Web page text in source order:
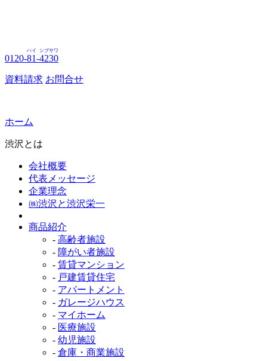
0120-81
ハイ
-4230
シブサワ
資料請求 お問合せ
ホーム
渋沢とは
会社概要
代表メッセージ
企業理念
㈱渋沢と渋沢栄一
商品紹介
- 高齢者施設
- 障がい者施設
- 賃貸マンション
- 戸建賃貸住宅
- アパートメント
- ガレージハウス
- マイホーム
- 医療施設
- 幼児施設
- 倉庫・商業施設